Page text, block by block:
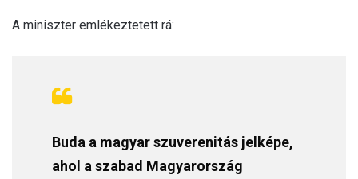
A miniszter emlékeztetett rá:
Buda a magyar szuverenitás jelképe,
ahol a szabad Magyarország